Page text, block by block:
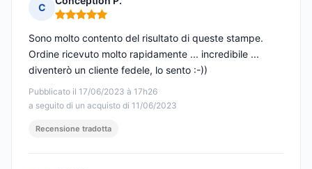
C
Nota: 5 su 5
Pubblicato il 17/06/2023 à 17h26
a seguito di un acquisto di 11/06/2023
Sono molto contento del risultato di queste stampe.
Ordine ricevuto molto rapidamente ... incredibile ...
diventerò un cliente fedele, lo sento :-))
Recensione tradotta